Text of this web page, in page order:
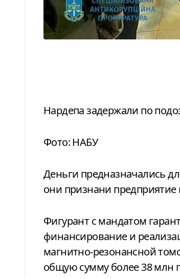
Нардепа задержали по
Фото: НАБУ
Деньги предназначались
они признани
Фигурант с мандатом
финансирование и
магнитно-резонансной
общую сумму более 38 млн